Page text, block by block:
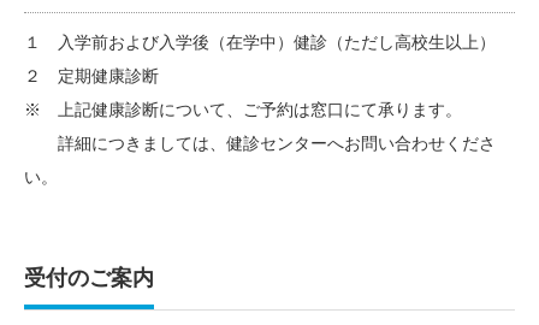
１ 入学前および入学後（在学中）健診（ただし高校生以上）
２ 定期健康診断
※ 上記健康診断について、ご予約は窓口にて承ります。
詳細につきましては、健診センターへお問い合わせくださ
い。
受付のご案内